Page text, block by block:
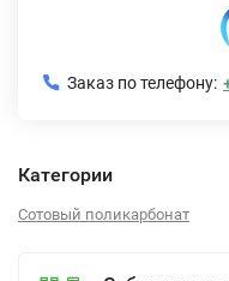
Заказ по телефону:
Категории
Сотовый поликарбонат